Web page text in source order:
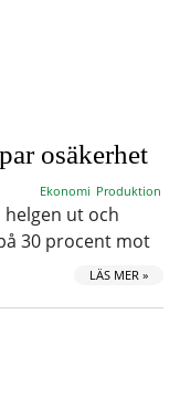
osäkerhet
Ekonomi Produktion
helgen ut och
30 procent mot
LÄS MER »